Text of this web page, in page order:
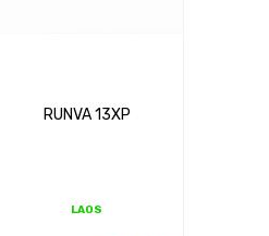
RUNVA 13XP
LAOS